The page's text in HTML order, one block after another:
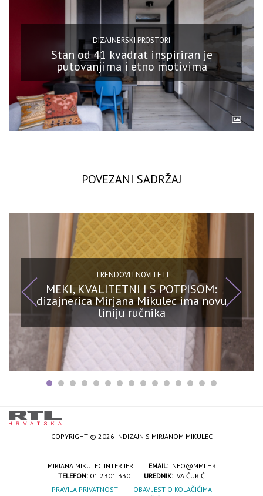
DIZAJNERSKI PROSTORI
Stan od 41 kvadrat inspiriran je
putovanjima i etno motivima
POVEZANI SADRŽAJ
TRENDOVI I NOVITETI
MEKI, KVALITETNI I S POTPISOM:
dizajnerica Mirjana Mikulec ima novu
liniju ručnika
COPYRIGHT © 2026 INDIZAJN S MIRJANOM MIKULEC
MIRJANA MIKULEC INTERIJERI EMAIL: INFO@MMI.HR
TELEFON: 01 2301 330 UREDNIK: IVA ĆURIĆ
PRAVILA PRIVATNOSTI
OBAVIJEST O KOLAČIĆIMA